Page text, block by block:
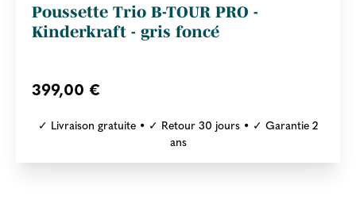
Poussette Trio B-TOUR PRO -
Kinderkraft - gris foncé
399,00 €
✓ Livraison gratuite • ✓ Retour 30 jours • ✓ Garantie 2
ans